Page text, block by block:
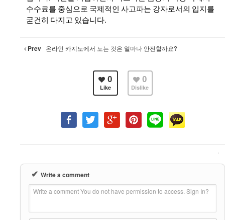
수수료를 중심으로 국제적인 사고파는 강자로서의 입지를
굳건히 다지고 있습니다.
Prev 온라인 카지노에서 노는 것은 얼마나 안전할까요?
0
Like
0
Dislike
✔ Write a comment
Write a comment You do not have permission to access. Sign In?